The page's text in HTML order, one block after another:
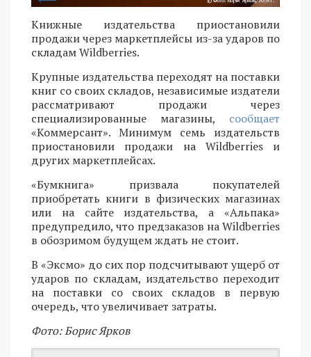
Книжные издательства приостановили
продажи через маркетплейсы из-за ударов по
складам Wildberries.
Крупные издательства переходят на поставки
книг со своих складов, независимые издатели
рассматривают продажи через
специализированные магазины, сообщает
«Коммерсант». Минимум семь издательств
приостановили продажи на Wildberries и
других маркетплейсах.
«Бумкнига» призвала покупателей
приобретать книги в физических магазинах
или на сайте издательства, а «Альпака»
предупредило, что предзаказов на Wildberries
в обозримом будущем ждать не стоит.
В «Эксмо» до сих пор подсчитывают ущерб от
ударов по складам, издательство переходит
на поставки со своих складов в первую
очередь, что увеличивает затраты.
Фото: Борис Ярков